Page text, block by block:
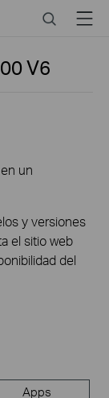
SearchMenu
V6
un
y versiones
el sitio web
del
Apps